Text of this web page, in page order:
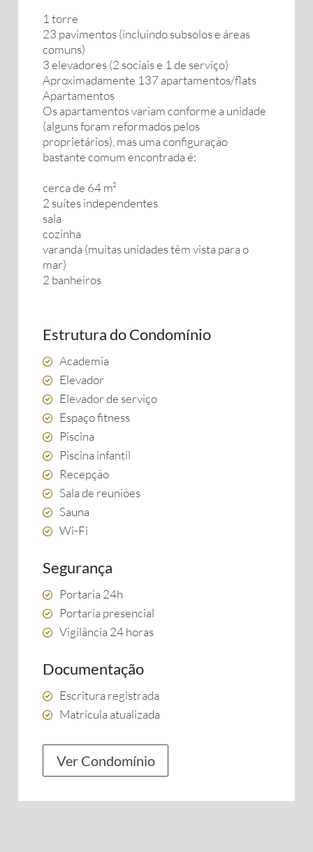
1 torre
23 pavimentos (incluindo subsolos e áreas
comuns)
3 elevadores (2 sociais e 1 de serviço)
Aproximadamente 137 apartamentos/flats
Apartamentos
Os apartamentos variam conforme a unidade
(alguns foram reformados pelos
proprietários), mas uma configuração
bastante comum encontrada é:
cerca de 64 m²
2 suítes independentes
sala
cozinha
varanda (muitas unidades têm vista para o
mar)
2 banheiros
Estrutura do Condomínio
Academia
Elevador
Elevador de serviço
Espaço fitness
Piscina
Piscina infantil
Recepção
Sala de reuniões
Sauna
Wi-Fi
Segurança
Portaria 24h
Portaria presencial
Vigilância 24 horas
Documentação
Escritura registrada
Matrícula atualizada
Ver Condomínio